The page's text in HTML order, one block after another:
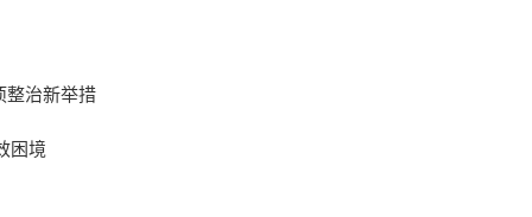
整治新举措
困境